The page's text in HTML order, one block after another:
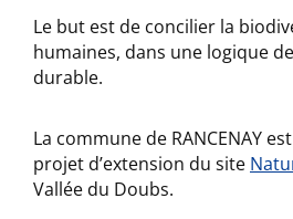
Le but est de concilier la
humaines, dans une logique
durable.
La commune de RANCENAY
projet d’extension du site
Vallée du Doubs.